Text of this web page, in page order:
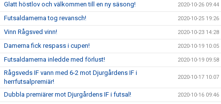
Glatt höstlov och välkommen till en ny säsong! 2020-10-26 09:44
Futsaldamerna tog revansch! 2020-10-25 19:26
Vinn Rågsved vinn! 2020-10-23 14:28
Damerna fick respass i cupen! 2020-10-19 10:05
Futsaldamerna inledde med förlust! 2020-10-19 09:58
Rågsveds IF vann med 6-2 mot Djurgårdens IF i
herrfutsalpremiär!
2020-10-17 10:07
Dubbla premiärer mot Djurgårdens IF i futsal! 2020-10-16 09:46